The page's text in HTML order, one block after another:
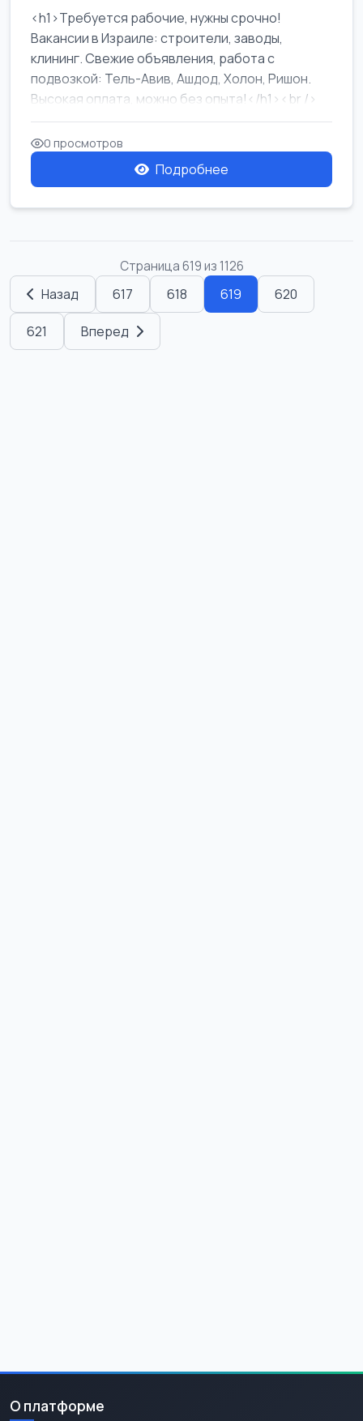
<h1>Требуется рабочие, нужны срочно!
Вакансии в Израиле: строители, заводы,
клининг. Свежие объявления, работа с
подвозкой: Тель-Авив, Ашдод, Холон, Ришон.
Высокая оплата, можно без опыта!</h1><br />
...
0 просмотров
Подробнее
Страница 619 из 1126
Назад 617 618 619 620
621 Вперед
О платформе